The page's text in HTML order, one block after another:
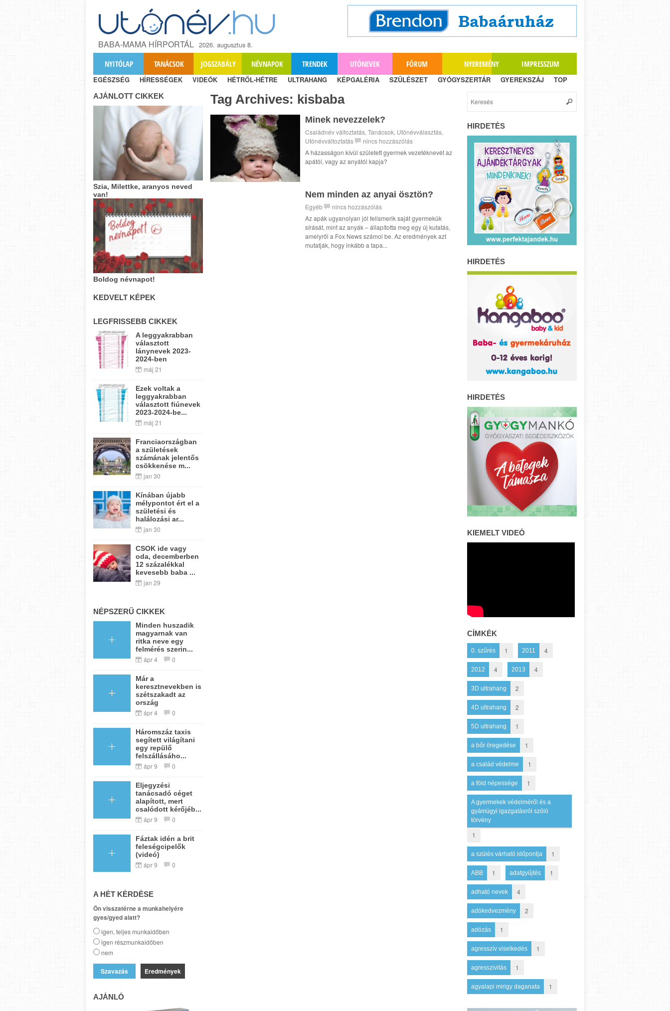
BABA-MAMA HÍRPORTÁL 2026. augusztus 8.
NYITÓLAP TANÁCSOK JOGSZABÁLY NÉVNAPOK TRENDEK UTÓNEVEK FÓRUM NYEREMÉNY IMPRESSZUM
EGÉSZSÉG HÍRESSÉGEK VIDEÓK HÉTRŐL-HÉTRE ULTRAHANG KÉPGALÉRIA SZÜLÉSZET GYÓGYSZERTÁR GYEREKSZÁJ TOP
Tag Archives: kisbaba
Minek nevezzelek?
Családnév változtatás, Tanácsok, Utónévválasztás,
Utónévváltoztatás
nincs hozzászólás
A házasságon kívül született gyermek vezetéknevét az
apától, vagy az anyától kapja?
Nem minden az anyai ösztön?
Egyéb
nincs hozzászólás
Az apák ugyanolyan jól felismerik saját gyermekük
sírását, mint az anyák – állapította meg egy új kutatás,
amelyről a Fox News számol be. Az eredmények azt
mutatják, hogy inkább a tapa...
AJÁNLOTT CIKKEK
Szia, Milettke, aranyos neved
van!
Boldog névnapot!
KEDVELT KÉPEK
LEGFRISSEBB CIKKEK
A leggyakrabban
választott
lánynevek 2023-
2024-ben
máj 21
Ezek voltak a
leggyakrabban
választott fiúnevek
2023-2024-be...
máj 21
Franciaországban
a születések
számának jelentős
csökkenése m...
jan 30
Kínában újabb
mélypontot ért el a
születési és
halálozási ar...
jan 30
CSOK ide vagy
oda, decemberben
12 százalékkal
kevesebb baba ...
jan 29
NÉPSZERŰ CIKKEK
Minden huszadik
magyarnak van
ritka neve egy
felmérés szerin...
ápr 4 0
Már a
keresztnevekben is
szétszakadt az
ország
ápr 4 0
Háromszáz taxis
segített világítani
egy repülő
felszállásáho...
ápr 9 0
Eljegyzési
tanácsadó céget
alapított, mert
csalódott kérőjéb...
ápr 9 0
Fáztak idén a brit
feleségcipelők
(videó)
ápr 9 0
A HÉT KÉRDÉSE
Ön visszatérne a munkahelyére
gyes/gyed alatt?
igen, teljes munkaidőben
igen részmunkaidőben
nem
Eredmények
AJÁNLÓ
HIRDETÉS
HIRDETÉS
HIRDETÉS
KIEMELT VIDEÓ
CÍMKÉK
0. szűrés 1 2011 4
2012 4 2013 4
3D ultrahang 2
4D ultrahang 2
5D ultrahang 1
a bőr öregedése 1
a család védelme 1
a föld népessége 1
A gyermekek védelméről és a
gyámügyi igazgatásról szóló
törvény
1
a szülés várható időpontja 1
ABB 1 adatgyűjtés 1
adható nevek 4
adókedvezmény 2
adózás 1
agresszív viselkedés 1
agresszivitás 1
agyalapi mirigy daganata 1